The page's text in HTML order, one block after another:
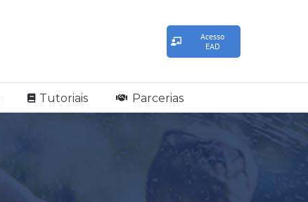
Acesso
EAD
Tutoriais Parcerias